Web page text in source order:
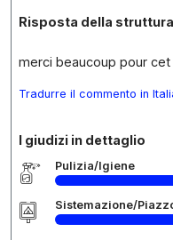
Risposta della struttura
merci beaucoup pour
Tradurre il commento in
I giudizi in dettaglio
Pulizia/Igiene
Sistemazione/